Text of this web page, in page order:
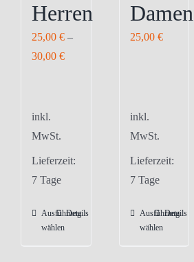
Herren
25,00 € –
30,00 €
inkl.
MwSt.
Lieferzeit:
7 Tage
Ausführung
wählen
Dieses
Produkt
Details
Damen
25,00 €
inkl.
MwSt.
Lieferzeit:
7 Tage
Ausführung
wählen
Dieses
Produkt
Details